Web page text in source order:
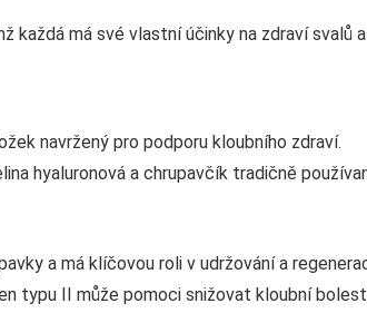
každá má své vlastní účinky na zdraví svalů a
navržený pro podporu kloubního zdraví.
hyaluronová a chrupavčík tradičně
a má klíčovou roli v udržování a
typu II může pomoci snižovat kloubní